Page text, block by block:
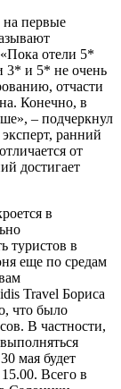
на первые
отели 5*
3* и 5* не очень
отчасти
Конечно, в
– подчерк­нул
ранний
от
достигает
в
туристов в
еще по средам
Travel Бориса
что было
В частности,
мая будет
Всего в